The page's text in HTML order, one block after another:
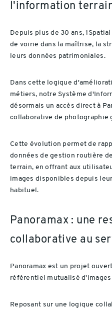
l'information
Depuis plus de 30 ans,
de voirie dans la maîtrise, la
leurs données patrimoniales.
Dans cette logique
métiers, notre Système
désormais un accès direct à
collaborative de photographie
Cette évolution permet de
données de gestion routière
terrain, en offrant aux
images disponibles depuis
habituel.
Panoramax : une
collaborative au
Panoramax est un projet
référentiel mutualisé
Reposant sur une logique